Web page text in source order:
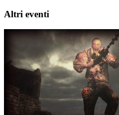
Altri eventi